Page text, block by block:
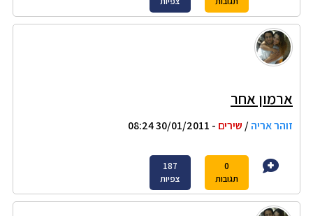
ארמון אחר
זוהר אריה/ שירים - 30/01/2011 08:24
0
תגובות
187
צפיות